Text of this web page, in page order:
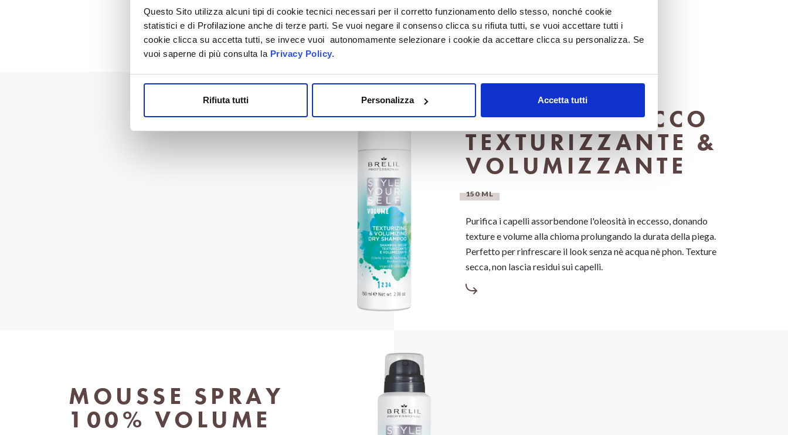
Questo Sito utilizza alcuni tipi di cookie tecnici necessari per il corretto funzionamento dello stesso, nonché cookie
statistici e di Profilazione anche di terze parti. Se vuoi negare il consenso clicca su rifiuta tutti, se vuoi accettare tutti i
cookie clicca su accetta tutti, se invece vuoi autonomamente selezionare i cookie da accettare clicca su personalizza. Se
vuoi saperne di più consulta la Privacy Policy.
Rifiuta tutti Personalizza Accetta tutti
amminoacidi e minerali.
SHAMPOO SECCO
TEXTURIZZANTE &
VOLUMIZZANTE
150 ML
Purifica i capelli assorbendone l'oleosità in eccesso, donando
texture e volume alla chioma prolungando la durata della piega.
Perfetto per rinfrescare il look senza nè acqua nè phon. Texture
secca, non lascia residui sui capelli.
MOUSSE SPRAY
100% VOLUME